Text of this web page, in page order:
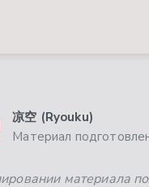
凉空 (Ryouku)
Материал
материала